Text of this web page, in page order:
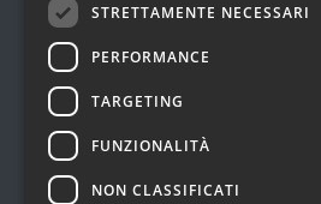
STRETTAMENTE NECESSARI
PERFORMANCE
TARGETING
FUNZIONALITÀ
NON CLASSIFICATI